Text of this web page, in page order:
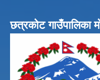
छत्रकोट गाउँपालिका